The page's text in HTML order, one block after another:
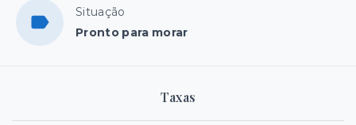
Situação
Pronto para morar
Taxas